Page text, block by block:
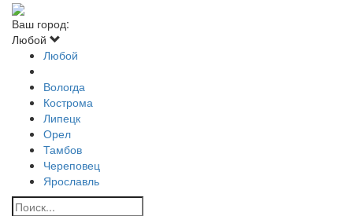
Ваш город:
Любой
Любой
Вологда
Кострома
Липецк
Орел
Тамбов
Череповец
Ярославль